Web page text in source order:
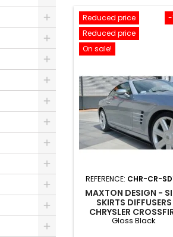
-
Reduced price
Reduced price
On sale!
REFERENCE: CHR-CR-
MAXTON DESIGN -
SKIRTS DIFFUSERS
CHRYSLER
GLOSS BLACK
Gloss Black